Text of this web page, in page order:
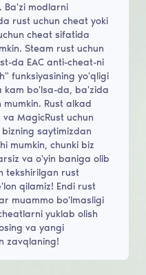
Ba'zi modlarni
rust uchun cheat yoki
cheat sifatida
Steam rust uchun
da EAC anti-cheat-ni
funksiyasining yo'qligi
kam bo'lsa-da, ba'zida
Rust alkad
MagicRust uchun
saytimizdan
mumkin, chunki biz
va o'yin baniga olib
tekshirilgan rust
qilamiz! Endi rust
muammo bo'lmasligi
yuklab olish
va yangi
zavqlaning!